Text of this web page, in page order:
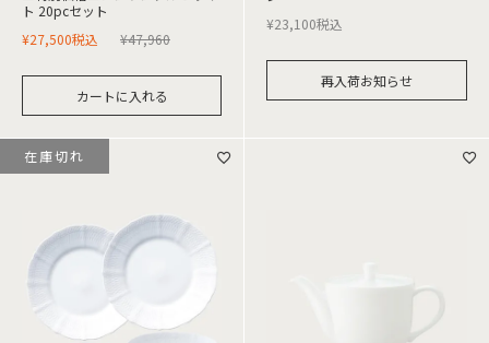
ト 20pcセット
¥47,960
¥27,500税込
カートに入れる
¥23,100税込
再入荷お知らせ
在庫切れ